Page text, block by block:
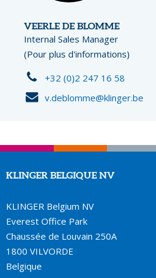
VEERLE DE BLOMME
Internal Sales Manager
(Pour plus d'informations)
+32 (0)2 247 16 58
v.deblomme@klinger.be
KLINGER BELGIQUE NV
KLINGER Belgium NV
Everest Office Park
Chaussée de Louvain 250A
1800 VILVORDE
Belgique